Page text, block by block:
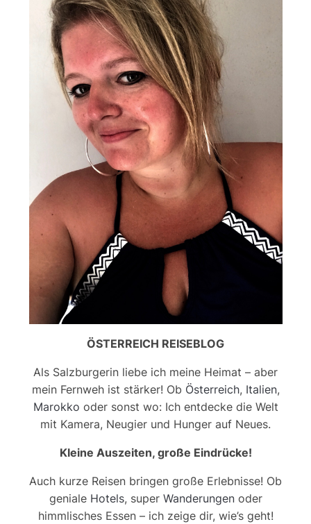
ÖSTERREICH REISEBLOG
Als Salzburgerin liebe ich meine Heimat – aber
mein Fernweh ist stärker! Ob Österreich, Italien,
Marokko oder sonst wo: Ich entdecke die Welt
mit Kamera, Neugier und Hunger auf Neues.
Kleine Auszeiten, große Eindrücke!
Auch kurze Reisen bringen große Erlebnisse! Ob
geniale Hotels, super Wanderungenoder
himmlisches Essen – ich zeige dir, wie’s geht!